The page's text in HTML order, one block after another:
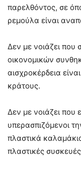
παρελθόντος, σε
ρεμούλα είναι
Δεν με νοιάζει που
οικονομικών
αισχροκέρδεια
κράτους.
Δεν με νοιάζει
υπερασπιζόμενοι
πλαστικά
πλαστικές